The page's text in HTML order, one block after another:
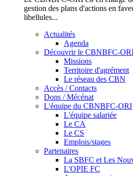
gestion des plans d'actions en
libellules...
Actualités
Agenda
Découvrir le CBNBFC-
Missions
Territoire d'agrément
Le réseau des CBN
Accès / Contacts
Dons / Mécénat
L'équipe du CBNBFC-ORI
L'équipe salariée
Le CA
Le CS
Emplois/stages
Partenaires
La SBFC et Les
L'OPIE FC